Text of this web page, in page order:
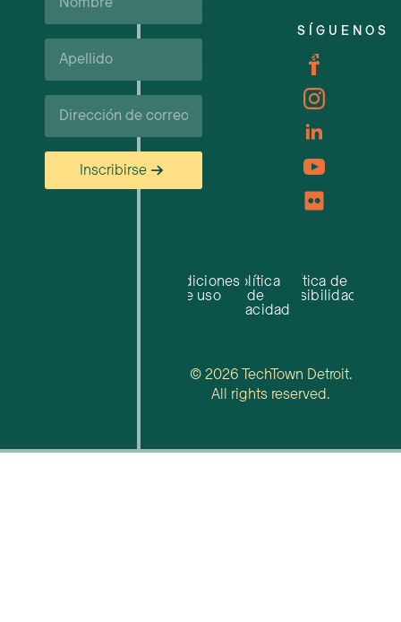
Apellido*
Correo
electrónico
Inscribirse
Carreras profesionales
SÍGUENOS
Condiciones
de uso
Política
de
privacidad
Política de
accesibilidad
© 2026 TechTown Detroit.
All rights reserved.